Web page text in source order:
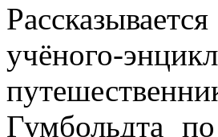
учёного-
Гумбольдта